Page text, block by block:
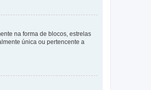
na forma de blocos, estrelas
única ou pertencente a